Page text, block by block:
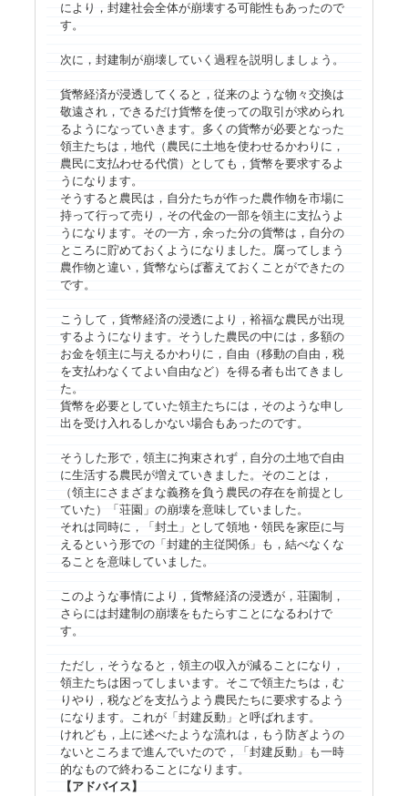
により，封建社会全体が崩壊する可能性もあったので
す。
次に，封建制が崩壊していく過程を説明しましょう。
貨幣経済が浸透してくると，従来のような物々交換は
敬遠され，できるだけ貨幣を使っての取引が求められ
るようになっていきます。多くの貨幣が必要となった
領主たちは，地代（農民に土地を使わせるかわりに，
農民に支払わせる代償）としても，貨幣を要求するよ
うになります。
そうすると農民は，自分たちが作った農作物を市場に
持って行って売り，その代金の一部を領主に支払うよ
うになります。その一方，余った分の貨幣は，自分の
ところに貯めておくようになりました。腐ってしまう
農作物と違い，貨幣ならば蓄えておくことができたの
です。
こうして，貨幣経済の浸透により，裕福な農民が出現
するようになります。そうした農民の中には，多額の
お金を領主に与えるかわりに，自由（移動の自由，税
を支払わなくてよい自由など）を得る者も出てきまし
た。
貨幣を必要としていた領主たちには，そのような申し
出を受け入れるしかない場合もあったのです。
そうした形で，領主に拘束されず，自分の土地で自由
に生活する農民が増えていきました。そのことは，
（領主にさまざまな義務を負う農民の存在を前提とし
ていた）「荘園」の崩壊を意味していました。
それは同時に，「封土」として領地・領民を家臣に与
えるという形での「封建的主従関係」も，結べなくな
ることを意味していました。
このような事情により，貨幣経済の浸透が，荘園制，
さらには封建制の崩壊をもたらすことになるわけで
す。
ただし，そうなると，領主の収入が減ることになり，
領主たちは困ってしまいます。そこで領主たちは，む
りやり，税などを支払うよう農民たちに要求するよう
になります。これが「封建反動」と呼ばれます。
けれども，上に述べたような流れは，もう防ぎようの
ないところまで進んでいたので，「封建反動」も一時
的なもので終わることになります。
【アドバイス】